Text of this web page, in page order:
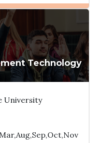
danh
Tham vấn Interlink
Technology
University